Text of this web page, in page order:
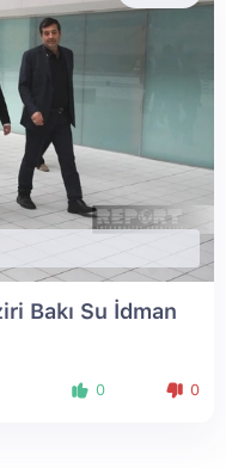
Bakı Su İdman
0 0